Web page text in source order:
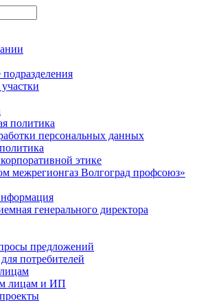
политика
персональных данных
этике
межрегионгаз Волгоград профсоюз»
генерального директора
предложений
потребителей
лицам и ИП